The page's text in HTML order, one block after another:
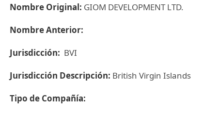
Nombre Original: GIOM DEVELOPMENT LTD.
Nombre Anterior:
Jurisdicción: BVI
Jurisdicción Descripción: British Virgin Islands
Tipo de Compañía: